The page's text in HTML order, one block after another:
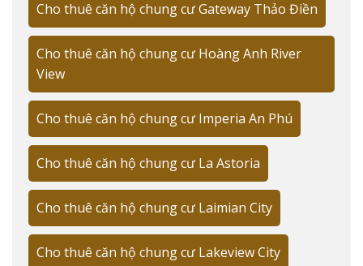
Cho thuê căn hộ chung cư Gateway Thảo Điền
Cho thuê căn hộ chung cư Hoàng Anh River
View
Cho thuê căn hộ chung cư Imperia An Phú
Cho thuê căn hộ chung cư La Astoria
Cho thuê căn hộ chung cư Laimian City
Cho thuê căn hộ chung cư Lakeview City